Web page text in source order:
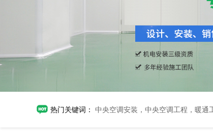
热门关键词： 中央空调安装，中央空调工程，暖通